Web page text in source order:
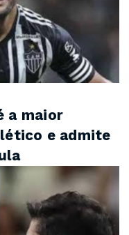
a maior
e admite